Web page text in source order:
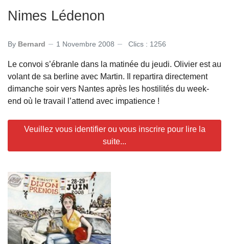
Nimes Lédenon
By Bernard 1 Novembre 2008 Clics : 1256
Le convoi s’ébranle dans la matinée du jeudi. Olivier est au
volant de sa berline avec Martin. Il repartira directement
dimanche soir vers Nantes après les hostilités du week-
end où le travail l’attend avec impatience !
Veuillez vous identifier ou vous inscrire pour lire la
suite...